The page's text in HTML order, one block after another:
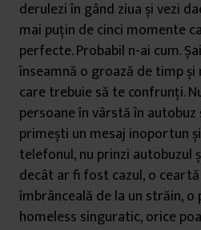
derulezi în gând ziua și vezi
mai puțin de cinci momente
perfecte. Probabil n-ai cum.
înseamnă o groază de timp și
care trebuie să te confrunți.
persoane în vârstă în
primești un mesaj inoportun
telefonul, nu prinzi autobuzul
decât ar fi fost cazul, o
îmbrânceală de la un străin,
homeless singuratic, orice